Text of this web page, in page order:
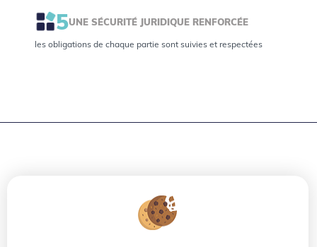
5UNE SÉCURITÉ JURIDIQUE RENFORCÉE
les obligations de chaque partie sont suivies et respectées
34070MONTPELLIER